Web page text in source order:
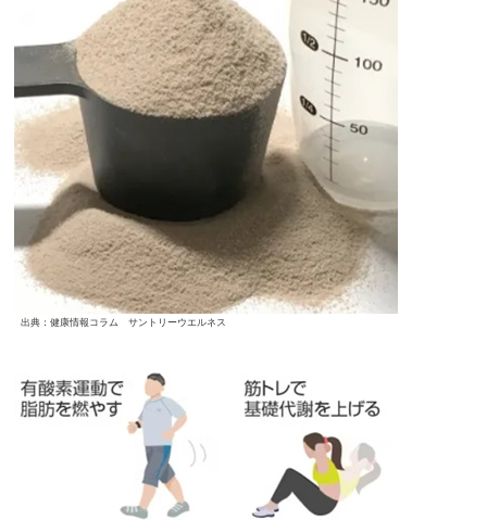
出典：健康情報コラム サントリーウエルネス